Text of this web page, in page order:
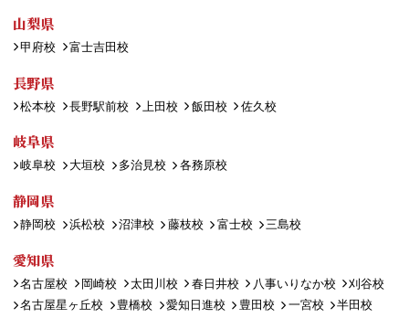
山梨県
甲府校 富士吉田校
長野県
松本校 長野駅前校 上田校 飯田校 佐久校
岐阜県
岐阜校 大垣校 多治見校 各務原校
静岡県
静岡校 浜松校 沼津校 藤枝校 富士校 三島校
愛知県
名古屋校 岡崎校 太田川校 春日井校 八事いりなか校
刈谷校
名古屋星ヶ丘校
豊橋校 愛知日進校 豊田校 一宮校
半田校